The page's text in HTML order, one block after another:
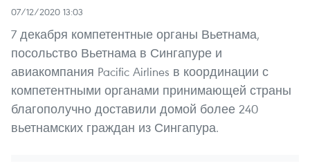
07/12/2020 13:03
7 декабря компетентные органы Вьетнама,
посольство Вьетнама в Сингапуре и
авиакомпания Pacific Airlines в координации с
компетентными органами принимающей страны
благополучно доставили домой более 240
вьетнамских граждан из Сингапура.